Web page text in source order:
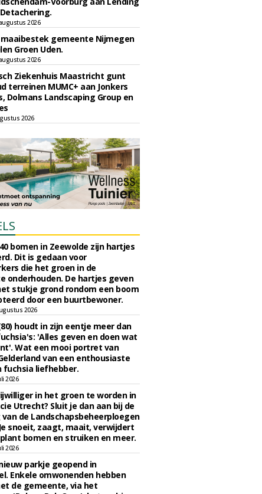
2026
gemeente Nijmegen
Groen Uden.
2026
Ziekenhuis Maastricht gunt
terreinen MUMC+ aan Jonkers
Dolmans Landscaping Group en
2026
bomen in Zeewolde zijn hartjes
Dit is gedaan voor
die het groen in de
onderhouden. De hartjes geven
stukje grond rondom een boom
door een buurtbewoner.
2026
houdt in zijn eentje meer dan
'Alles geven en doen wat
Wat een mooi portret van
van een enthousiaste
fuchsia liefhebber.
2026
in het groen te worden in
Utrecht? Sluit je dan aan bij de
de Landschapsbeheerploegen
snoeit, zaagt, maait, verwijdert
bomen en struiken en meer.
2026
parkje geopend in
Enkele omwonenden hebben
de gemeente, via het